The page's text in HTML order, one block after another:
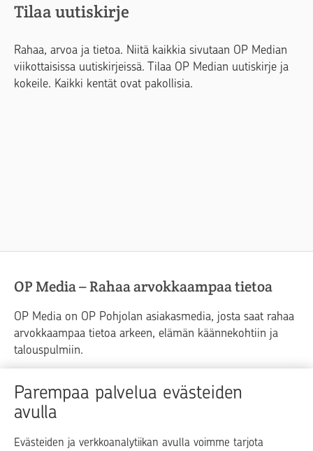
Parempaa palvelua evästeiden
avulla
Evästeiden ja verkkoanalytiikan avulla voimme tarjota
Tilaa uutiskirje
Rahaa, arvoa ja tietoa. Niitä kaikkia sivutaan OP Median
viikottaisissa uutiskirjeissä. Tilaa OP Median uutiskirje ja
kokeile. Kaikki kentät ovat pakollisia.
OP Media – Rahaa arvokkaampaa tietoa
OP Media on OP Pohjolan asiakasmedia, josta saat rahaa
arvokkaampaa tietoa arkeen, elämän käännekohtiin ja
talouspulmiin.
Raha Elämä
Yrityselämä
Blogit ja puheenvuorot